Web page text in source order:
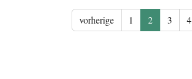
vorherige 1 2 3 4